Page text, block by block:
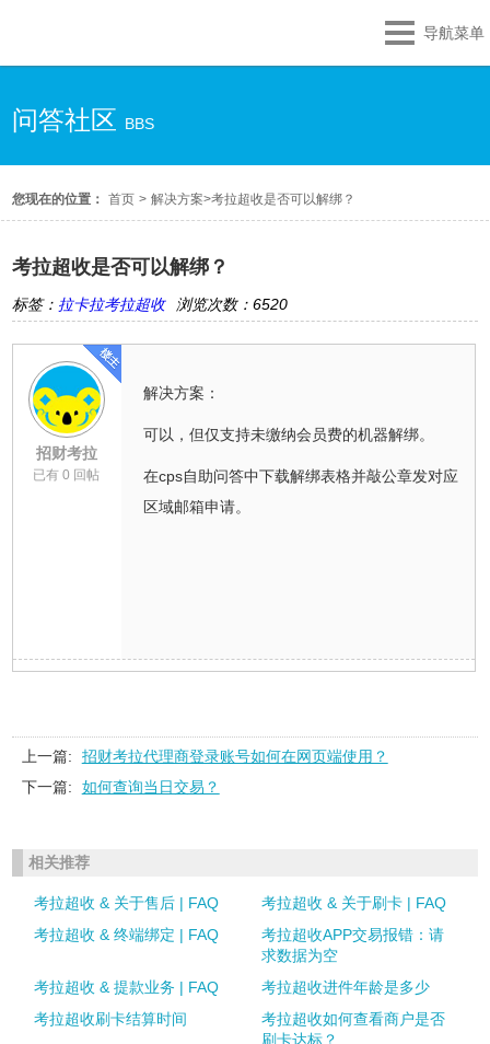
导航菜单
问答社区 BBS
您现在的位置： 首页 > 解决方案>考拉超收是否可以解绑？
考拉超收是否可以解绑？
标签： 拉卡拉考拉超收 浏览次数：6520
招财考拉
已有 0 回帖
解决方案：
可以，但仅支持未缴纳会员费的机器解绑。
在cps自助问答中下载解绑表格并敲公章发对应
区域邮箱申请。
上一篇:
招财考拉代理商登录账号如何在网页端使用？
下一篇:
如何查询当日交易？
相关推荐
考拉超收 & 关于售后 | FAQ
考拉超收 & 关于刷卡 | FAQ
考拉超收 & 终端绑定 | FAQ
考拉超收APP交易报错：请
求数据为空
考拉超收 & 提款业务 | FAQ
考拉超收进件年龄是多少
考拉超收刷卡结算时间
考拉超收如何查看商户是否
刷卡达标？